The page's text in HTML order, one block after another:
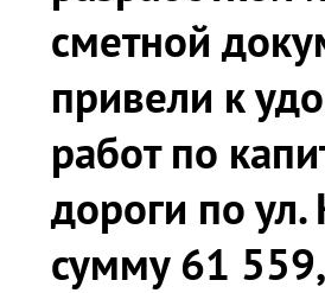
сметной
привели к
работ по
дороги по
сумму 61